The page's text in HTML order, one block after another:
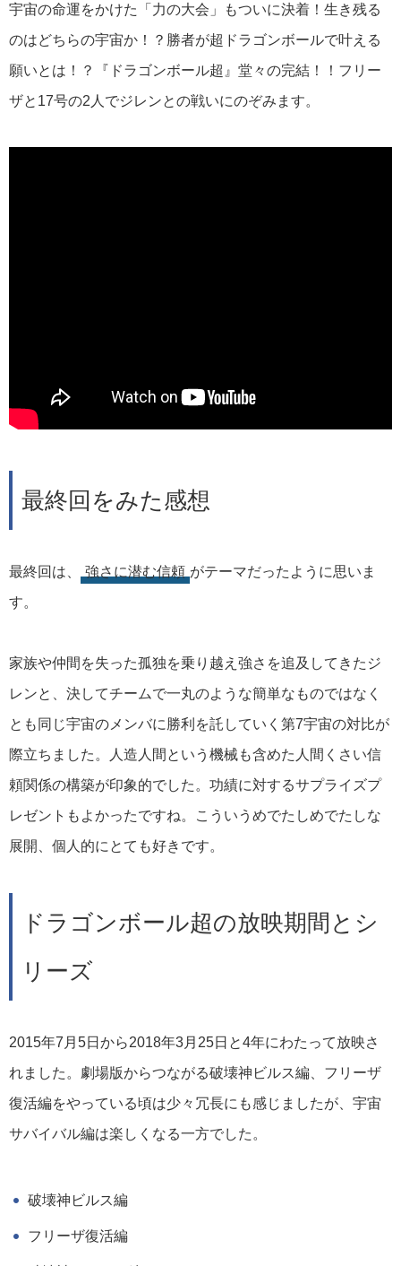
宇宙の命運をかけた「力の大会」もついに決着！生き残る
のはどちらの宇宙か！？勝者が超ドラゴンボールで叶える
願いとは！？『ドラゴンボール超』堂々の完結！！フリー
ザと17号の2人でジレンとの戦いにのぞみます。
最終回をみた感想
最終回は、 強さに潜む信頼 がテーマだったように思いま
す。
家族や仲間を失った孤独を乗り越え強さを追及してきたジ
レンと、決してチームで一丸のような簡単なものではなく
とも同じ宇宙のメンバに勝利を託していく第7宇宙の対比が
際立ちました。人造人間という機械も含めた人間くさい信
頼関係の構築が印象的でした。功績に対するサプライズプ
レゼントもよかったですね。こういうめでたしめでたしな
展開、個人的にとても好きです。
ドラゴンボール超の放映期間とシ
リーズ
2015年7月5日から2018年3月25日と4年にわたって放映さ
れました。劇場版からつながる破壊神ビルス編、フリーザ
復活編をやっている頃は少々冗長にも感じましたが、宇宙
サバイバル編は楽しくなる一方でした。
破壊神ビルス編
フリーザ復活編